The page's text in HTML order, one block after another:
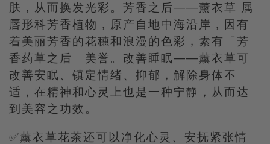
肤，从而换发光彩。芳香之后——薰衣草 属
唇形科芳香植物，原产自地中海沿岸，因有
着美丽芳香的花穗和浪漫的色彩，素有「芳
香药草之后」美誉。改善睡眠——薰衣草可
改善安眠、镇定情绪、抑郁，解除身体不
适，在精神和心灵上也是一种宁静，从而达
到美容之功效。
✅薰衣草花茶还可以净化心灵、安抚紧张情